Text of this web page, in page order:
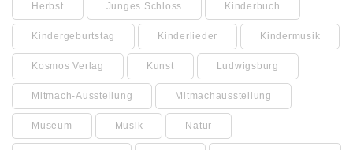
Herbst Junges Schloss Kinderbuch
Kindergeburtstag Kinderlieder Kindermusik
Kosmos Verlag Kunst Ludwigsburg
Mitmach-Ausstellung Mitmachausstellung
Museum Musik Natur